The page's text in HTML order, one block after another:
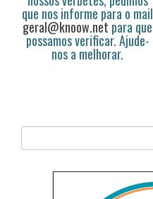
que nos informe para o mail
geral@knoow.net para que
possamos verificar. Ajude-
nos a melhorar.